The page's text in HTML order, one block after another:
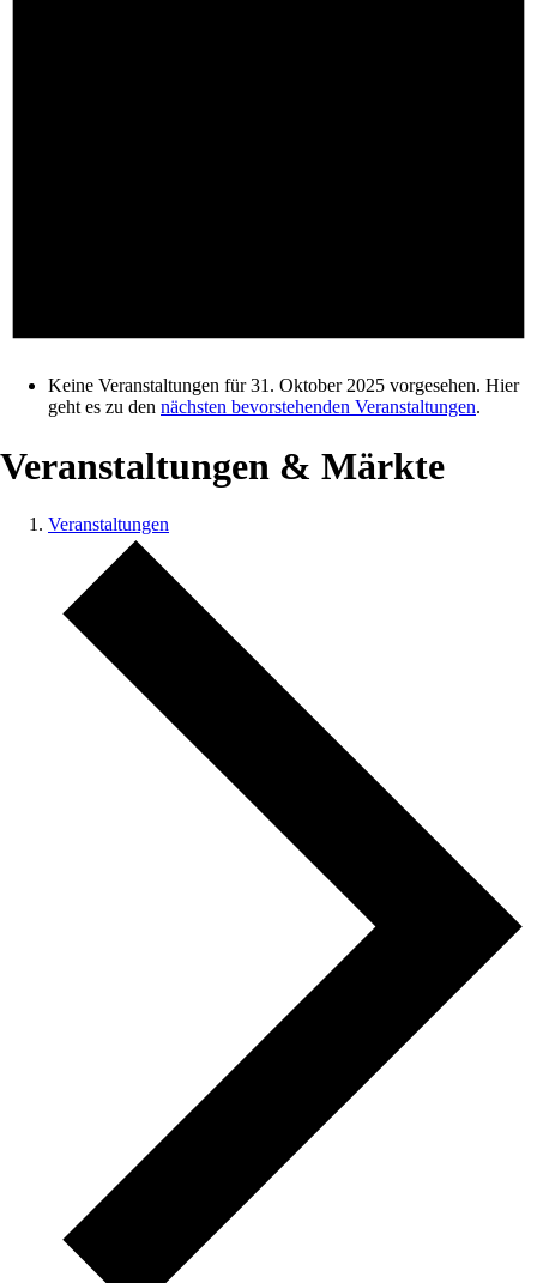
Keine Veranstaltungen für 31. Oktober 2025 vorgesehen. Hier
geht es zu den nächsten bevorstehenden Veranstaltungen.
Veranstaltungen & Märkte
Veranstaltungen